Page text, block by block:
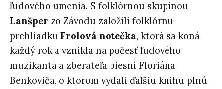
ľudového umenia. S folklórnou skupinou
Lanšper zo Závodu založili folklórnu
prehliadku Frolová notečka, ktorá sa koná
každý rok a vznikla na počesť ľudového
muzikanta a zberateľa piesní Floriána
Benkoviča, o ktorom vydali ďaľšiu knihu plnú